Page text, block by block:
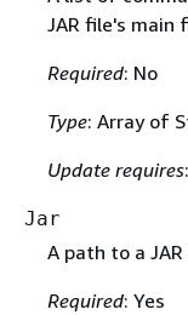
JAR file's main
Required: No
Type: Array of
Update requires:
Jar
A path to a
Required: Yes